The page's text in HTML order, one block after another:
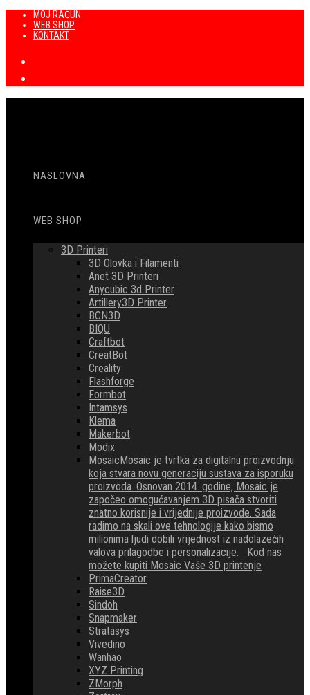
Preskoči
sadržaj
MOJ RAČUN
WEB SHOP
KONTAKT
NASLOVNA
WEB SHOP
3D Printeri
3D Olovka i Filamenti
Anet 3D Printeri
Anycubic 3d Printer
Artillery3D Printer
BCN3D
BIQU
Craftbot
CreatBot
Creality
Flashforge
Formbot
Intamsys
Klema
Makerbot
Modix
MosaicMosaic je tvrtka za digitalnu proizvodnju
koja stvara novu generaciju sustava za isporuku
proizvoda. Osnovan 2014. godine, Mosaic je
započeo omogućavanjem 3D pisača stvoriti
znatno korisnije i vrijednije proizvode. Sada
radimo na skali ove tehnologije kako bismo
milionima ljudi dobili vrijednost iz nadolazećih
valova prilagodbe i personalizacije. Kod nas
možete kupiti Mosaic Vaše 3D printenje
PrimaCreator
Raise3D
Sindoh
Snapmaker
Stratasys
Vivedino
Wanhao
XYZ Printing
ZMorph